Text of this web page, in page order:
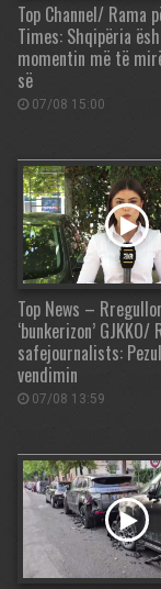
Top Channel/ Rama
Times: Shqipëria
momentin më të
së
07/08 15:00
Top News –
‘bunkerizon’
safejournalists:
vendimin
07/08 13:59